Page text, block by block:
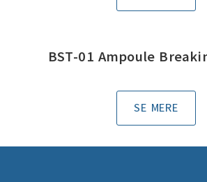
BST-01 Ampoule
SE MERE